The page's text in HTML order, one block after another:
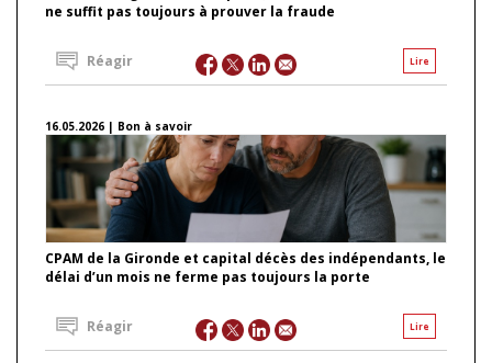
ne suffit pas toujours à prouver la fraude
Lire
Réagir
16.05.2026 | Bon à savoir
CPAM de la Gironde et capital décès des indépendants, le
délai d’un mois ne ferme pas toujours la porte
Lire
Réagir